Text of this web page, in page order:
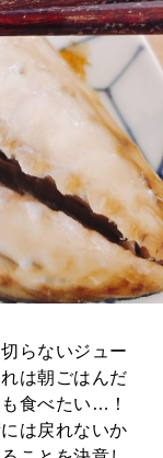
らないジュー
は朝ごはんだ
食べたい…！
は戻れないか